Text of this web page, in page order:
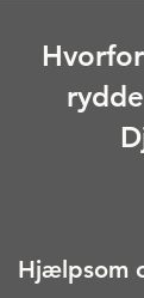
Hjælpsom